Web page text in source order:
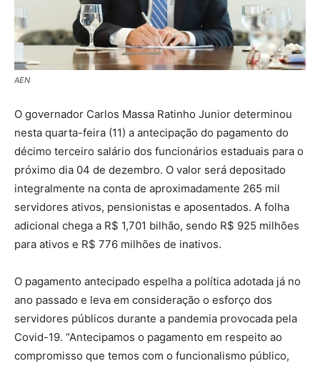
AEN
O governador Carlos Massa Ratinho Junior determinou
nesta quarta-feira (11) a antecipação do pagamento do
décimo terceiro salário dos funcionários estaduais para o
próximo dia 04 de dezembro. O valor será depositado
integralmente na conta de aproximadamente 265 mil
servidores ativos, pensionistas e aposentados. A folha
adicional chega a R$ 1,701 bilhão, sendo R$ 925 milhões
para ativos e R$ 776 milhões de inativos.
O pagamento antecipado espelha a política adotada já no
ano passado e leva em consideração o esforço dos
servidores públicos durante a pandemia provocada pela
Covid-19. “Antecipamos o pagamento em respeito ao
compromisso que temos com o funcionalismo público,